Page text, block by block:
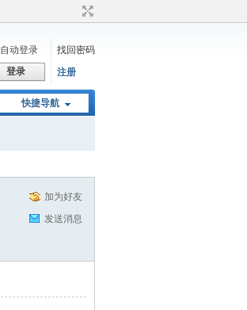
自动登录
找回密码
登录 注册
快捷导航
加为好友
发送消息